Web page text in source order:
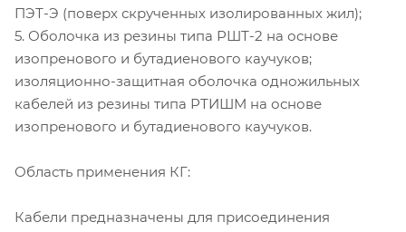
ПЭТ-Э (поверх скрученных изолированных жил);
5. Оболочка из резины типа РШТ-2 на основе
изопренового и бутадиенового каучуков;
изоляционно-защитная оболочка одножильных
кабелей из резины типа РТИШМ на основе
изопренового и бутадиенового каучуков.
Область применения КГ:
Кабели предназначены для присоединения